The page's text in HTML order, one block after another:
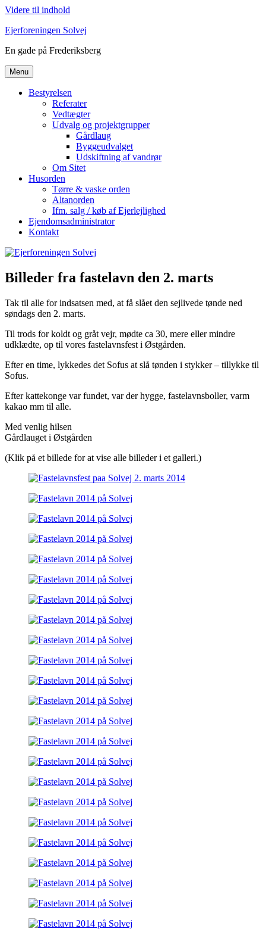
Videre til indhold
Ejerforeningen Solvej
En gade på Frederiksberg
Menu
Bestyrelsen
Referater
Vedtægter
Udvalg og projektgrupper
Gårdlaug
Byggeudvalget
Udskiftning af vandrør
Om Sitet
Husorden
Tørre & vaske orden
Altanorden
Ifm. salg / køb af Ejerlejlighed
Ejendomsadministrator
Kontakt
Billeder fra fastelavn den 2. marts
Tak til alle for indsatsen med, at få slået den sejlivede tønde ned
søndags den 2. marts.
Til trods for koldt og gråt vejr, mødte ca 30, mere eller mindre
udklædte, op til vores fastelavnsfest i Østgården.
Efter en time, lykkedes det Sofus at slå tønden i stykker – tillykke til
Sofus.
Efter kattekonge var fundet, var der hygge, fastelavnsboller, varm
kakao mm til alle.
Med venlig hilsen
Gårdlauget i Østgården
(Klik på et billede for at vise alle billeder i et galleri.)